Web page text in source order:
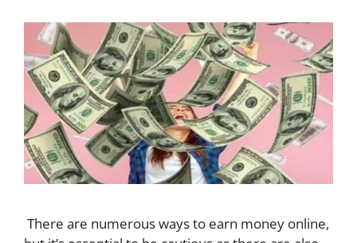
There are numerous ways to earn money online,